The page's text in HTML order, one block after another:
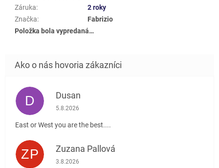
Záruka:
2 roky
Značka:
Fabrizio
Položka bola vypredaná…
D Dusan
Hodnotenie obchodu je 5 z 5 hviezdičiek.
5.8.2026
East or West you are the best....
ZP Zuzana Pallová
Hodnotenie obchodu je 5 z 5 hviezdičiek.
3.8.2026